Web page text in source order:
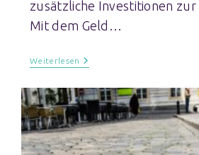
zusätzliche Investitionen
Mit dem Geld…
Weiterlesen